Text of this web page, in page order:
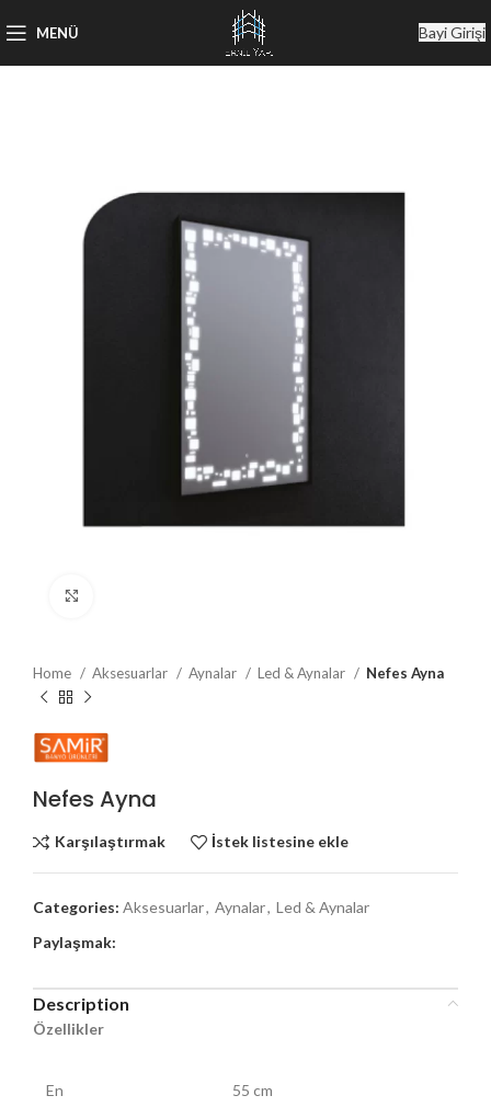
MENÜ Bayi Girişi
Home Aksesuarlar Aynalar Led & Aynalar Nefes Ayna
Nefes Ayna
Karşılaştırmak İstek listesine ekle
Categories: Aksesuarlar, Aynalar, Led & Aynalar
Paylaşmak:
Description
Özellikler
En 55 cm